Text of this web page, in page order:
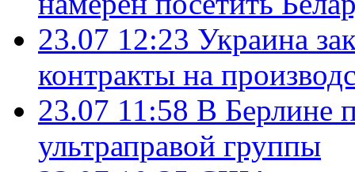
23.07 12:23 Украина
контракты на
23.07 11:58 В Берлине
ультраправой группы